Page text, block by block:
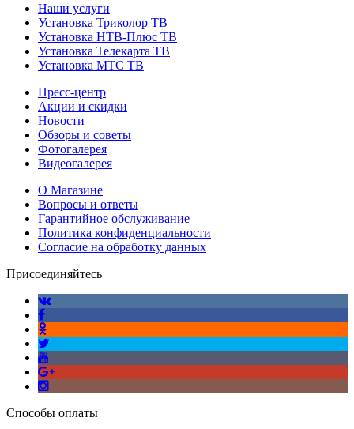
Наши услуги
Установка Триколор ТВ
Установка НТВ-Плюс ТВ
Установка Телекарта ТВ
Установка МТС ТВ
Пресс-центр
Акции и скидки
Новости
Обзоры и советы
Фотогалерея
Видеогалерея
О Магазине
Вопросы и ответы
Гарантийное обслуживание
Политика конфиденциальности
Согласие на обработку данных
Присоединяйтесь
Способы оплаты